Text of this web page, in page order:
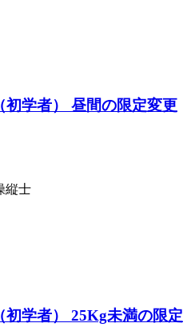
学者） ​昼間の限定変更
縦士
学者） ​25Kg未満の限定